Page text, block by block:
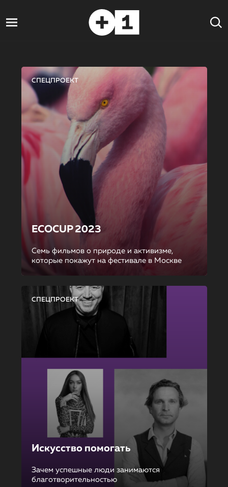
СПЕЦПРОЕКТ
ECOCUP 2023
Семь фильмов о природе и активизме,
которые покажут на фестивале в Москве
СПЕЦПРОЕКТ
Искусство помогать
Зачем успешные люди занимаются
благотворительностью